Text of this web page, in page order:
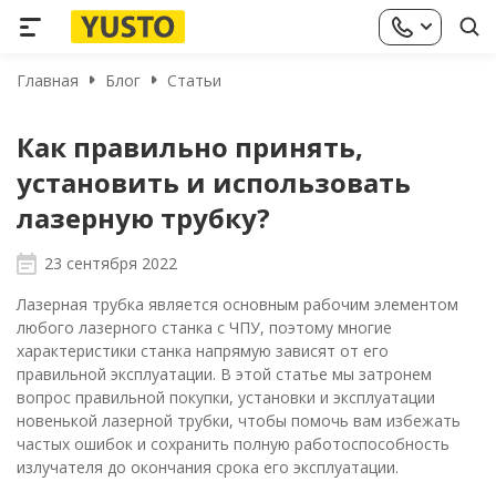
Главная Блог Статьи
Как правильно принять,
установить и использовать
лазерную трубку?
23 сентября 2022
Лазерная трубка является основным рабочим элементом
любого лазерного станка с ЧПУ, поэтому многие
характеристики станка напрямую зависят от его
правильной эксплуатации. В этой статье мы затронем
вопрос правильной покупки, установки и эксплуатации
новенькой лазерной трубки, чтобы помочь вам избежать
частых ошибок и сохранить полную работоспособность
излучателя до окончания срока его эксплуатации.